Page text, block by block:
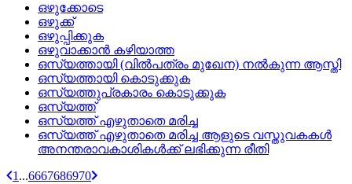
ഒഴുക്കോടെ
ഒഴുക്ക്
ഒഴുപ്പിക്കുക
ഒഴുവാക്കാന്‍ കഴിയാത്ത
ഒസ്യത്തായി (വില്‍പത്രം മുഖേന) നല്‍കുന്ന ആസ്തി
ഒസ്യത്തായി കൊടുക്കുക
ഒസ്യത്തുപ്രകാരം കൊടുക്കുക
ഒസ്യത്ത്
ഒസ്യത്ത്‌ എഴുതാതെ മരിച്ച
ഒസ്യത്ത് എഴുതാതെ മരിച്ച ആളുടെ വസ്തുവകകൾ
അനന്തരാവകാശികൾക്ക് ലഭിക്കുന്ന രീതി
1 ...6667686970